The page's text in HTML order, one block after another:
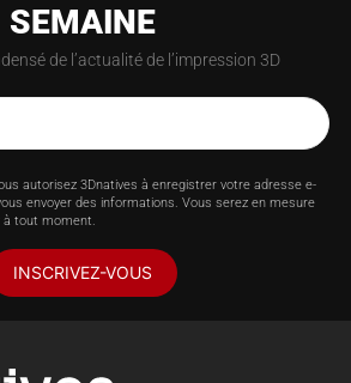
SEMAINE
de l’actualité de l’impression 3D
autorisez 3Dnatives à enregistrer votre adresse e-
envoyer des informations. Vous serez en mesure
à tout moment.
INSCRIVEZ-VOUS